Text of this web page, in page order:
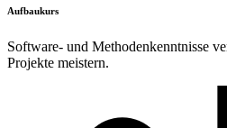
Aufbaukurs
Software- und Methodenkenntnisse
Projekte meistern.